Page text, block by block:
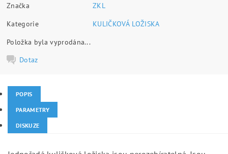
Značka
ZKL
Kategorie
KULIČKOVÁ LOŽISKA
Položka byla vyprodána...
Dotaz
POPIS
PARAMETRY
DISKUZE